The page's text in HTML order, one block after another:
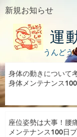
新規お知らせ
運
うんど
身体の動きについて
身体メンテナンス
座位姿勢は大事！腰
メンテナンス100日